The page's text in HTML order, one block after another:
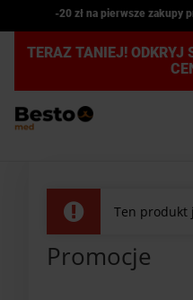
-20 zł na pierwsze zakupy
TERAZ TANIEJ! ODKRYJ
Ten produkt
Promocje